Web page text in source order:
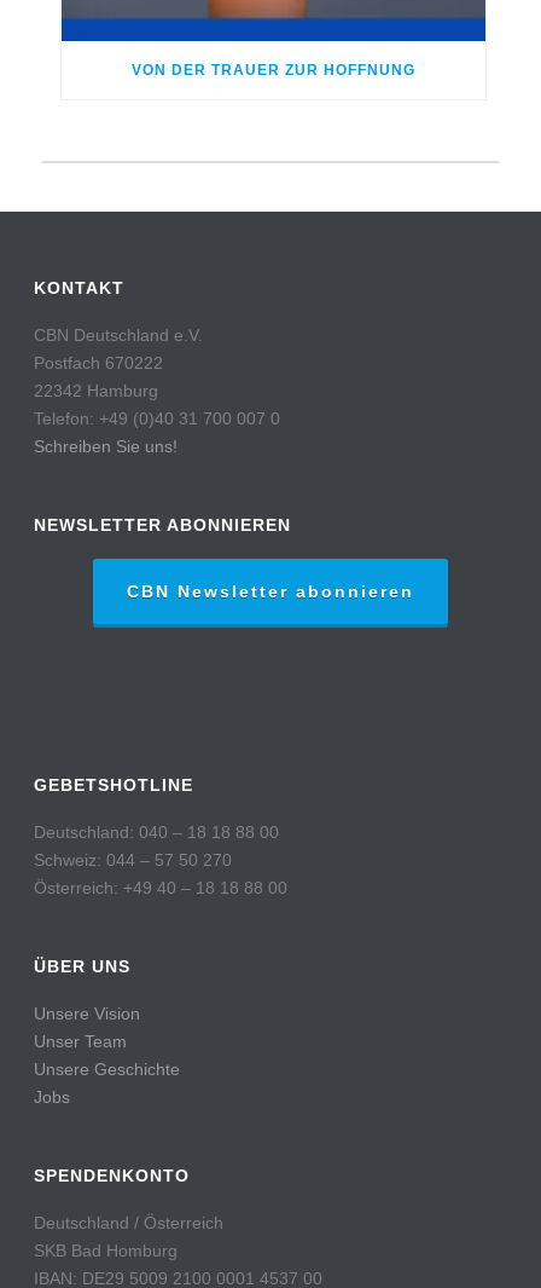
VON DER TRAUER ZUR HOFFNUNG
KONTAKT
CBN Deutschland e.V.
Postfach 670222
22342 Hamburg
Telefon: +49 (0)40 31 700 007 0
Schreiben Sie uns!
NEWSLETTER ABONNIEREN
CBN Newsletter abonnieren
GEBETSHOTLINE
Deutschland: 040 – 18 18 88 00
Schweiz: 044 – 57 50 270
Österreich: +49 40 – 18 18 88 00
ÜBER UNS
Unsere Vision
Unser Team
Unsere Geschichte
Jobs
SPENDENKONTO
Deutschland / Österreich
SKB Bad Homburg
IBAN: DE29 5009 2100 0001 4537 00